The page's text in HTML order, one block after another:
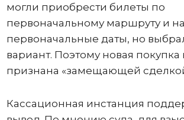
могли приобрести билеты по
первоначальному маршруту и на
первоначальные даты, но
вариант. Поэтому новая покупка
признана «замещающей
Кассационная инстанция